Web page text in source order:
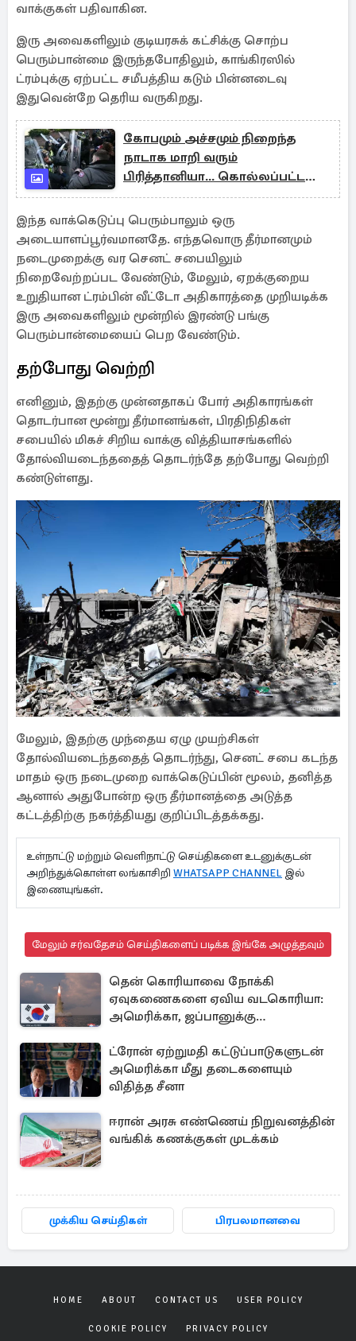
வாக்குகள் பதிவாகின.
இரு அவைகளிலும் குடியரசுக் கட்சிக்கு சொற்ப
பெரும்பான்மை இருந்தபோதிலும், காங்கிரஸில்
ட்ரம்புக்கு ஏற்பட்ட சமீபத்திய கடும் பின்னடைவு
இதுவென்றே தெரிய வருகிறது.
கோபமும் அச்சமும் நிறைந்த
நாடாக மாறி வரும்
பிரித்தானியா... கொல்லப்பட்ட
இளைஞரின் தந்தை
இந்த வாக்கெடுப்பு பெரும்பாலும் ஒரு
அடையாளப்பூர்வமானதே. எந்தவொரு தீர்மானமும்
நடைமுறைக்கு வர செனட் சபையிலும்
நிறைவேற்றப்பட வேண்டும், மேலும், ஏறக்குறைய
உறுதியான ட்ரம்பின் வீட்டோ அதிகாரத்தை முறியடிக்க
இரு அவைகளிலும் மூன்றில் இரண்டு பங்கு
பெரும்பான்மையைப் பெற வேண்டும்.
தற்போது வெற்றி
எனினும், இதற்கு முன்னதாகப் போர் அதிகாரங்கள்
தொடர்பான மூன்று தீர்மானங்கள், பிரதிநிதிகள்
சபையில் மிகச் சிறிய வாக்கு வித்தியாசங்களில்
தோல்வியடைந்ததைத் தொடர்ந்தே தற்போது வெற்றி
கண்டுள்ளது.
மேலும், இதற்கு முந்தைய ஏழு முயற்சிகள்
தோல்வியடைந்ததைத் தொடர்ந்து, செனட் சபை கடந்த
மாதம் ஒரு நடைமுறை வாக்கெடுப்பின் மூலம், தனித்த
ஆனால் அதுபோன்ற ஒரு தீர்மானத்தை அடுத்த
கட்டத்திற்கு நகர்த்தியது குறிப்பிடத்தக்கது.
உள்நாட்டு மற்றும் வெளிநாட்டு செய்திகளை உடனுக்குடன்
அறிந்துக்கொள்ள லங்காசிறி WHATSAPP CHANNEL இல்
இணையுங்கள்.
மேலும் சர்வதேசம் செய்திகளைப் படிக்க இங்கே அழுத்தவும்
தென் கொரியாவை நோக்கி
ஏவுகணைகளை ஏவிய வடகொரியா:
அமெரிக்கா, ஜப்பானுக்கு
ட்ரோன் ஏற்றுமதி கட்டுப்பாடுகளுடன்
அமெரிக்கா மீது தடைகளையும்
விதித்த சீனா
ஈரான் அரசு எண்ணெய் நிறுவனத்தின்
வங்கிக் கணக்குகள் முடக்கம்
முக்கிய செய்திகள் பிரபலமானவை
HOME ABOUT CONTACT US USER POLICY
COOKIE POLICY PRIVACY POLICY